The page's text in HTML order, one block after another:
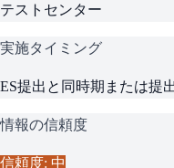
テストセンター
実施タイミング
ES提出と同時期または提
情報の信頼度
信頼度: 中